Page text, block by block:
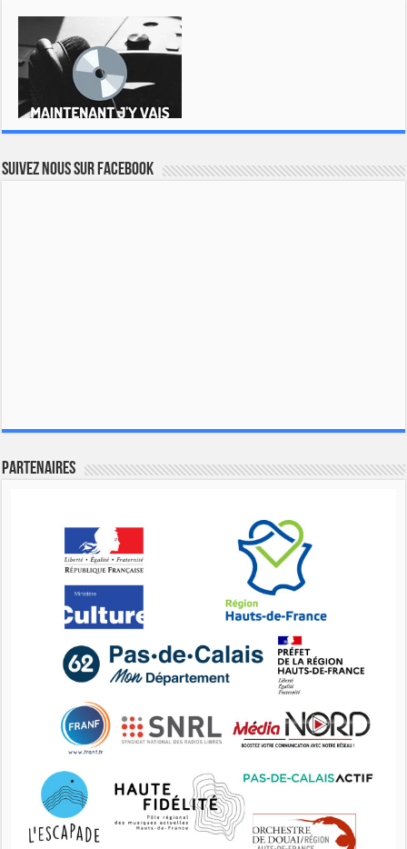
Suivez nous sur Facebook
Partenaires